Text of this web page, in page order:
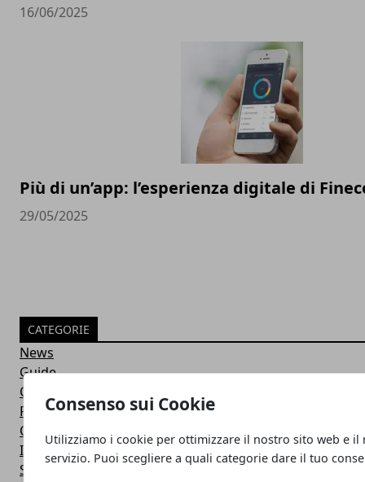
Consenso sui Cookie
Utilizziamo i cookie per ottimizzare il nostro sito web e il
servizio. Puoi scegliere a quali categorie dare il tuo
16/06/2025
Più di un’app: l’esperienza digitale di
29/05/2025
CATEGORIE
News
Guide
Confronti
Recensioni
Offerte
Intelligenza Artificiale
Startup & Innovazione